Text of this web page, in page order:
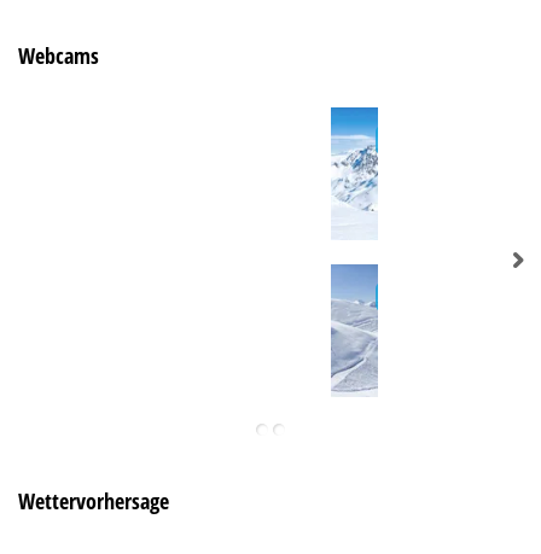
Webcams
Wettervorhersage